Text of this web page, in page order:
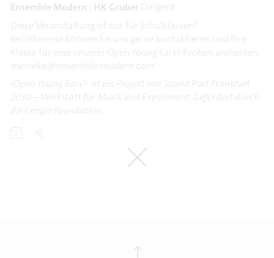
Ensemble Modern
HK Gruber Dirigent
Diese Veranstaltung ist nur für Schulklassen!
Bei Interesse können Sie uns gerne kontaktieren und Ihre
Klasse für eine unserer Open Young Ears!-Proben anmelden:
meineke@ensemble-modern.com
›Open Young Ears!‹ ist ein Projekt von Sound Port Frankfurt
2030 – Werkstatt für Musik und Experiment. Gefördert durch
die Crespo Foundation.